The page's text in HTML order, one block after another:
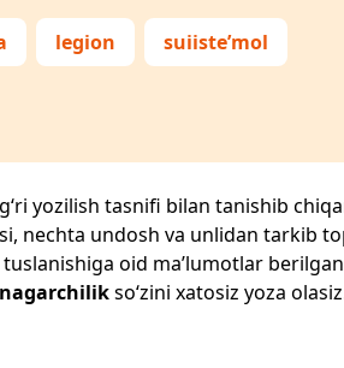
legion suiiste’mol
yozilish tasnifi bilan tanishib
nechta undosh va unlidan tarkib
oid ma’lumotlar
so‘zini xatosiz yoza